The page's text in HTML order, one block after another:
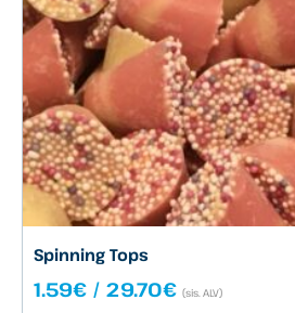
Spinning Tops
1.59€ / 29.70€Hintaluokka:
(sis. ALV)